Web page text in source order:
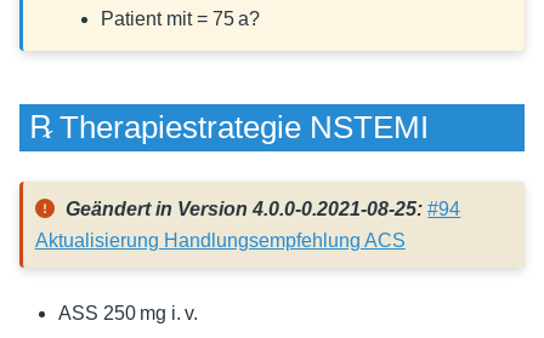
Patient mit = 75 a?
℞ Therapiestrategie NSTEMI
Geändert in Version 4.0.0-0.2021-08-25:#94
Aktualisierung Handlungsempfehlung ACS
ASS 250 mg i. v.